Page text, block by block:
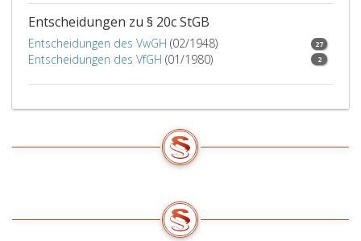
Entscheidungen zu § 20c StGB
Entscheidungen des VwGH (02/1948) 27
Entscheidungen des VfGH (01/1980) 2